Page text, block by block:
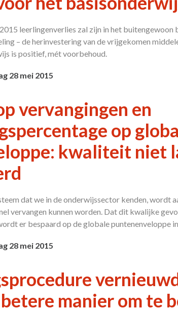
leerlingenverlies zal zijn in het buitengewoon
– de herinvestering van de vrijgekomen
is positief, mét voorbehoud.
28 mei 2015
vervangingen en
op
kwaliteit niet
dat we in de onderwijssector kenden, wordt
vervangen kunnen worden. Dat dit kwalijke
er bespaard op de globale puntenenveloppe
28 mei 2015
manier om te